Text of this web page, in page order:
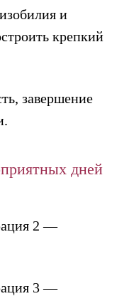
и
крепкий
завершение
дней
2 —
3 —